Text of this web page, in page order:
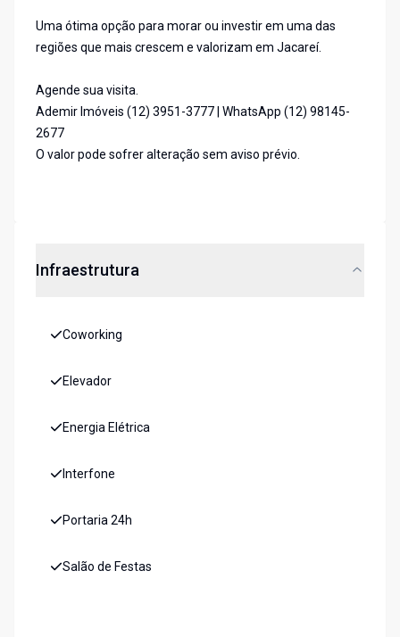
Uma ótima opção para morar ou investir em uma das
regiões que mais crescem e valorizam em Jacareí.
Agende sua visita.
Ademir Imóveis (12) 3951-3777 | WhatsApp (12) 98145-
2677
O valor pode sofrer alteração sem aviso prévio.
Infraestrutura
Coworking
Elevador
Energia Elétrica
Interfone
Portaria 24h
Salão de Festas